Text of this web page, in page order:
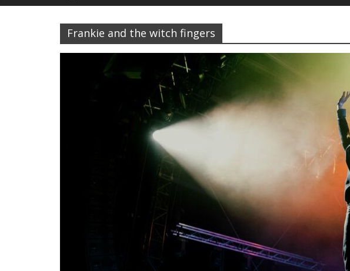
Frankie and the witch fingers